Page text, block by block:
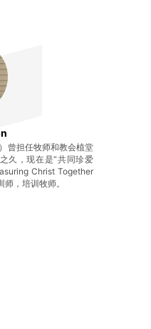
）曾担任牧师和教会植堂
久，现在是“共同珍爱
Christ Together
，培训牧师。